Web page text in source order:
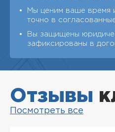
Мы ценим ваше время
точно в
Вы защищены
зафиксированы в
Отзывы
Посмотреть все